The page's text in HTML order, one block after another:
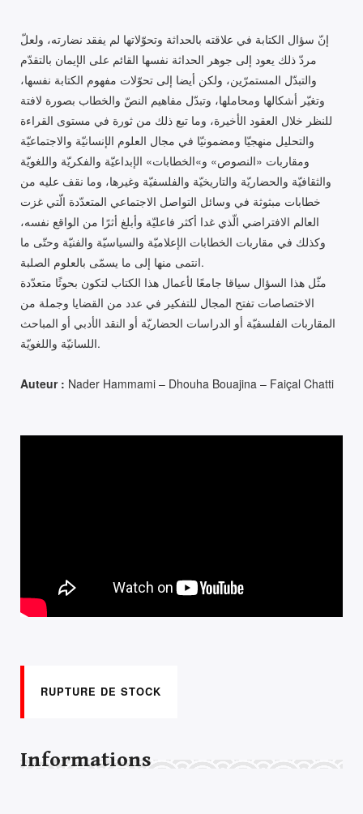
إنّ سؤال الكتابة في علاقته بالحداثة وتحوّلاتها لم يفقد نضارته، ولعلّ
مردّ ذلك يعود إلى جوهر الحداثة نفسها القائم على الإيمان بالتقدّم
والتبدّل المستمرّين، ولكن أيضا إلى تحوّلات مفهوم الكتابة نفسها،
وتغيّر أشكالها ومحاملها، وتبدّل مفاهيم النصّ والخطاب بصورة لافتة
للنظر خلال العقود الأخيرة، وما تبع ذلك من ثورة في مستوى القراءة
والتحليل منهجيّا ومضمونيّا في مجال العلوم الإنسانيّة والاجتماعيّة
ومقاربات «النصوص» و»الخطابات» الإبداعيّة والفكريّة واللغويّة
والثقافيّة والحضاريّة والتاريخيّة والفلسفيّة وغيرها، وما نقف عليه من
خطابات مبثوثة في وسائل التواصل الاجتماعي المتعدّدة الّتي غزت
العالم الافتراضي الّذي غدا أكثر فاعليّة وأبلغ أثرًا من الواقع نفسه،
وكذلك في مقاربات الخطابات الإعلاميّة والسياسيّة والفنيّة وحتّى ما
انتمى منها إلى ما يسمّى بالعلوم الصلبة.
مثّل هذا السؤال سياقا جامعًا لأعمال هذا الكتاب لتكون بحوثًا متعدّدة
الاختصاصات تفتح المجال للتفكير في عدد من القضايا وجملة من
المقاربات الفلسفيّة أو الدراسات الحضاريّة أو النقد الأدبي أو المباحث
اللسانيّة واللغويّة.
Auteur : Nader Hammami – Dhouha Bouajina – Faiçal Chatti
RUPTURE DE STOCK
Informations